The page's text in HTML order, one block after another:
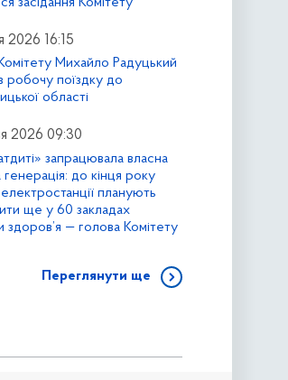
2026 16:15
Михайло Радуцький
робочу поїздку до
області
2026 09:30
запрацювала власна
генерація: до кінця року
планують
ще у 60 закладах
здоров’я — голова Комітету
Переглянути ще